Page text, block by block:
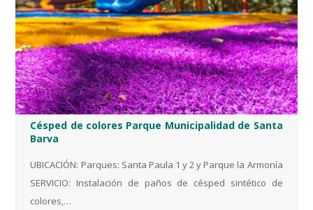
Césped de colores Parque Municipalidad de Santa
Barva
UBICACIÓN: Parques: Santa Paula 1 y 2 y Parque la Armonía
SERVICIO: Instalación de paños de césped sintético de
colores,…